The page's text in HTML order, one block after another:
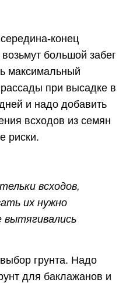
конец
большой забег
максимальный
при высадке в
и надо добавить
всходов из семян
риски.
всходов,
их нужно
вытягивались
грунта. Надо
для баклажанов и